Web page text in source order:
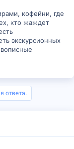
кофейни, где
кто жаждет
экскурсионных
ответа.